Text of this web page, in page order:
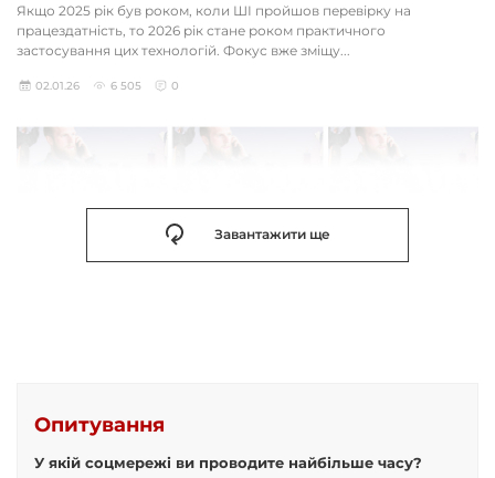
Якщо 2025 рік був роком, коли ШІ пройшов перевірку на
працездатність, то 2026 рік стане роком практичного
застосування цих технологій. Фокус вже зміщу...
02.01.26 6 505 0
Завантажити ще
Опитування
У якій соцмережі ви проводите найбільше часу?